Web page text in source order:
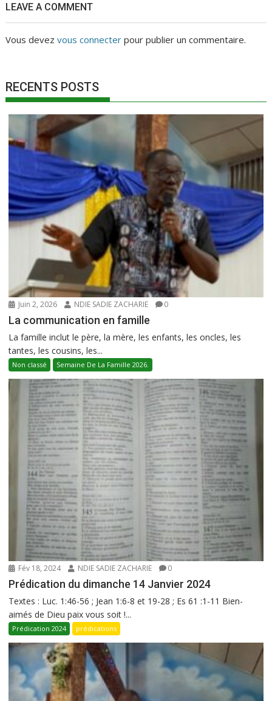
LEAVE A COMMENT
Vous devezvous connecter pour publier un commentaire.
RECENTS POSTS
Juin 2, 2026 NDIE SADIE ZACHARIE 0
La communication en famille
La famille inclut le père, la mère, les enfants, les oncles, les
tantes, les cousins, les...
Non classé Semaine De La Famille 2026.
Fév 18, 2024 NDIE SADIE ZACHARIE 0
Prédication du dimanche 14 Janvier 2024
Textes : Luc. 1:46-56 ; Jean 1:6-8 et 19-28 ; Es 61 :1-11 Bien-
aimés de Dieu paix vous soit !...
Prédication 2024 prédications